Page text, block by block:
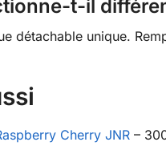
t-il
détachable unique.
Cherry JNR–